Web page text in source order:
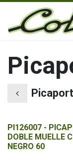
Ir al contenido
PI126007 -
DOBLE MUELLE
NEGRO 60